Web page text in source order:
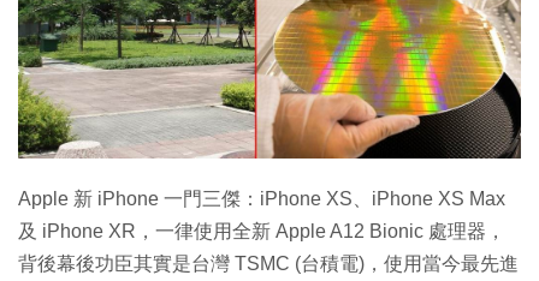
特集
Apple 新 iPhone 一門三傑：iPhone XS、iPhone XS Max
及 iPhone XR，一律使用全新 Apple A12 Bionic 處理器，
背後幕後功臣其實是台灣 TSMC (台積電)，使用當今最先進